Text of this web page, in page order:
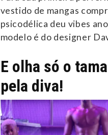
vestido de mangas
psicodélica deu vibes
modelo é do designer
E olha só o
pela diva!